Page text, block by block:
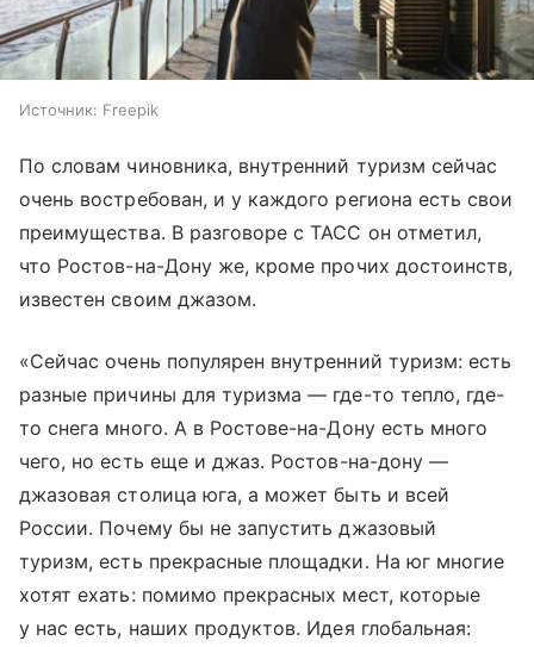
Источник: Freepik
По словам чиновника, внутренний туризм сейчас
очень востребован, и у каждого региона есть свои
преимущества. В разговоре с ТАСС он отметил,
что Ростов-на-Дону же, кроме прочих достоинств,
известен своим джазом.
«Сейчас очень популярен внутренний туризм: есть
разные причины для туризма — где-то тепло, где-
то снега много. А в Ростове-на-Дону есть много
чего, но есть еще и джаз. Ростов-на-дону —
джазовая столица юга, а может быть и всей
России. Почему бы не запустить джазовый
туризм, есть прекрасные площадки. На юг многие
хотят ехать: помимо прекрасных мест, которые
у нас есть, наших продуктов. Идея глобальная: